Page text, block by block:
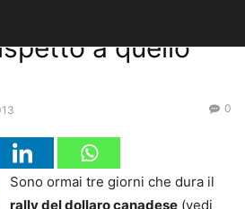
del dollaro
a quello
0
Sono ormai tre giorni che dura il
rally del dollaro canadese (vedi